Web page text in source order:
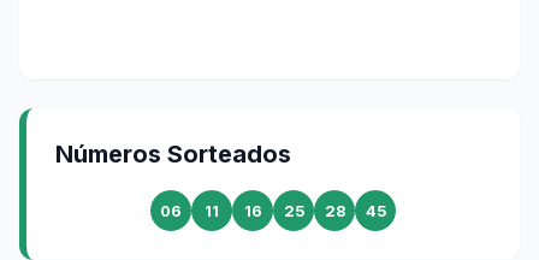
Números Sorteados
06 11 16 25 28 45